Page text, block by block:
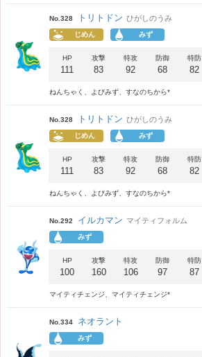
No.328 トリトドン ひがしのうみ
じめん みず
HP
111
攻撃
83
特攻
92
防御
68
特防
82
ねんちゃく、よびみず、すなのちから*
No.328 トリトドン ひがしのうみ
じめん みず
HP
111
攻撃
83
特攻
92
防御
68
特防
82
ねんちゃく、よびみず、すなのちから*
No.292 イルカマン マイティフォルム
みず
HP
100
攻撃
160
特攻
106
防御
97
特防
87
マイティチェンジ、マイティチェンジ*
No.334 ネオラント
みず